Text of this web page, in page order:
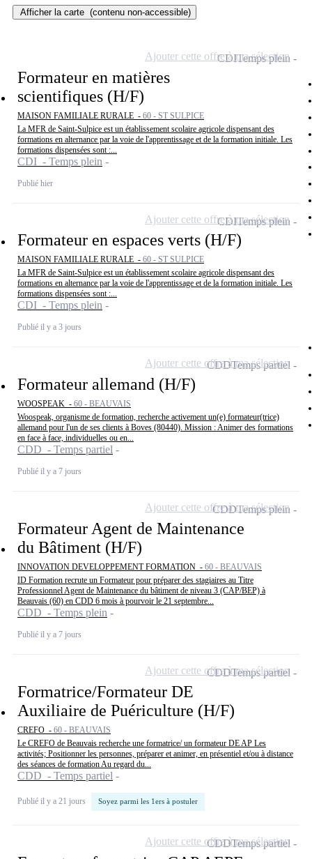
Afficher la carte (contenu non-accessible)
Formateur en matières
scientifiques (H/F)
MAISON FAMILIALE RURALE - 60 - ST SULPICE
La MFR de Saint-Sulpice est un établissement scolaire agricole dispensant des
formations en alternance par la voie de l'apprentissage et de la formation initiale. Les
formations dispensées sont :...
CDI - Temps plein
Publié hier
CDITemps plein
Ajouter cette offre à ma sélection
Formateur en espaces verts (H/F)
MAISON FAMILIALE RURALE - 60 - ST SULPICE
La MFR de Saint-Sulpice est un établissement scolaire agricole dispensant des
formations en alternance par la voie de l'apprentissage et de la formation initiale. Les
formations dispensées sont :...
CDI - Temps plein
Publié il y a 3 jours
CDITemps plein
Ajouter cette offre à ma sélection
Formateur allemand (H/F)
WOOSPEAK - 60 - BEAUVAIS
Woospeak, organisme de formation, recherche activement un(e) formateur(trice)
allemand pour l'un de ses clients à Boves (80440). Mission : Animer des formations
en face à face, individuelles ou en...
CDD - Temps partiel
Publié il y a 7 jours
CDDTemps partiel
Ajouter cette offre à ma sélection
Formateur Agent de Maintenance
du Bâtiment (H/F)
INNOVATION DEVELOPPEMENT FORMATION - 60 - BEAUVAIS
ID Formation recrute un Formateur pour préparer des stagiaires au Titre
Professionnel Agent de Maintenance du bâtiment de niveau 3 (CAP/BEP) à
Beauvais (60) en CDD 6 mois à pourvoir le 21 septembre...
CDD - Temps plein
Publié il y a 7 jours
CDDTemps plein
Ajouter cette offre à ma sélection
Formatrice/Formateur DE
Auxiliaire de Puériculture (H/F)
CREFO - 60 - BEAUVAIS
Le CREFO de Beauvais recherche une formatrice/ un formateur DE AP Les
activités; Positionner les personnes, préparer et animer, en présentiel et/ou à distance
des séances de formation Au regard du...
CDD - Temps partiel
Publié il y a 21 jours Soyez parmi les 1ers à postuler
CDDTemps partiel
Ajouter cette offre à ma sélection
CDDTemps partiel
Ajouter cette offre à ma sélection